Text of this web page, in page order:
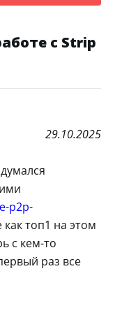
с Strip
29.10.2025
p2p-
как топ1 на этом
с кем-то
раз все